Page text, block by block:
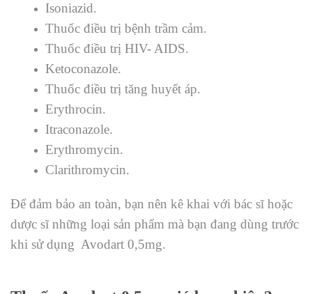
Isoniazid.
Thuốc điều trị bệnh trầm cảm.
Thuốc điều trị HIV- AIDS.
Ketoconazole.
Thuốc điều trị tăng huyết áp.
Erythrocin.
Itraconazole.
Erythromycin.
Clarithromycin.
Để đảm bảo an toàn, bạn nên kê khai với bác sĩ hoặc
dược sĩ những loại sản phẩm mà bạn đang dùng trước
khi sử dụng Avodart 0,5mg.